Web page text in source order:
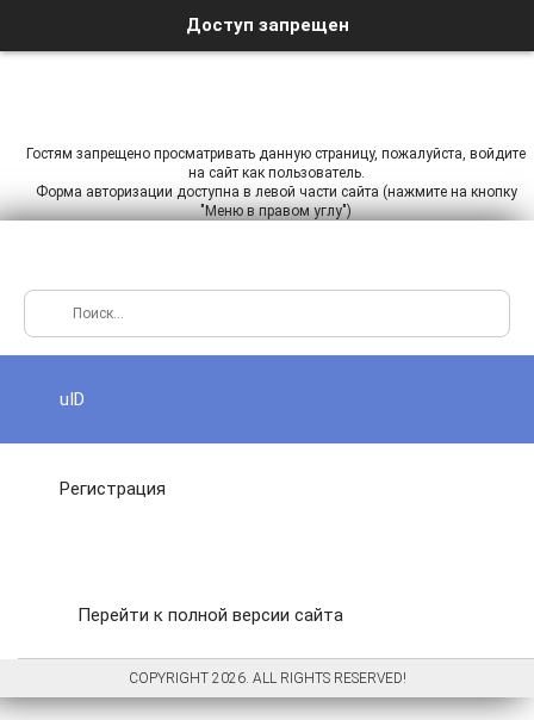
Доступ запрещен
Гостям запрещено просматривать данную страницу, пожалуйста, войдите
на сайт как пользователь.
Форма авторизации доступна в левой части сайта (нажмите на кнопку
"Меню в правом углу")
uID
Регистрация
Перейти к полной версии сайта
COPYRIGHT 2026. ALL RIGHTS RESERVED!